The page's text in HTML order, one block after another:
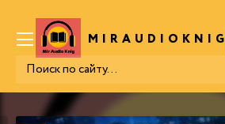
MIRAUDIOKNIG